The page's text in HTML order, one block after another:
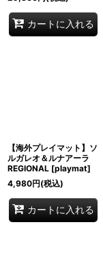
カートに入れる
【海外プレイマット】ソ
ルガレオ＆ルナアーラ
REGIONAL [playmat]
4,980円(税込)
カートに入れる